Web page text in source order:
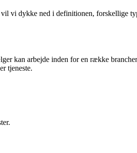
vi dykke ned i definitionen, forskellige
kan arbejde inden for en række
tjeneste.